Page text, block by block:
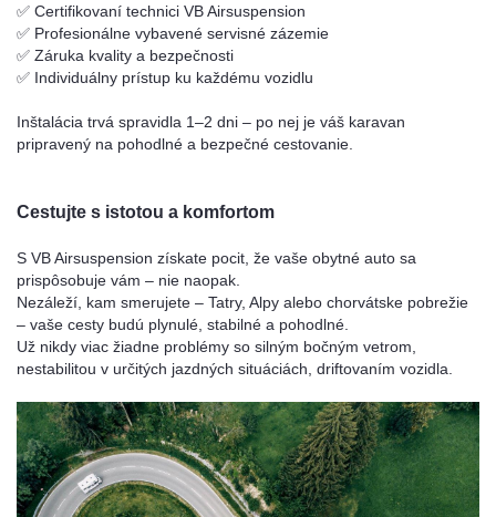
✅ Certifikovaní technici VB Airsuspension
✅ Profesionálne vybavené servisné zázemie
✅ Záruka kvality a bezpečnosti
✅ Individuálny prístup ku každému vozidlu
Inštalácia trvá spravidla 1–2 dni – po nej je váš karavan
pripravený na pohodlné a bezpečné cestovanie.
Cestujte s istotou a komfortom
S VB Airsuspension získate pocit, že vaše obytné auto sa
prispôsobuje vám – nie naopak.
Nezáleží, kam smerujete – Tatry, Alpy alebo chorvátske pobrežie
– vaše cesty budú plynulé, stabilné a pohodlné.
Už nikdy viac žiadne problémy so silným bočným vetrom,
nestabilitou v určitých jazdných situáciách, driftovaním vozidla.